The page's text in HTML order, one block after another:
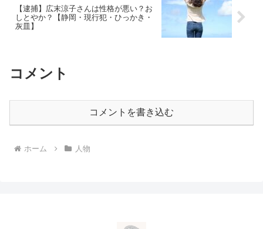
【逮捕】広末涼子さんは性格が悪い？お
しとやか？【静岡・現行犯・ひっかき・
灰皿】
コメント
コメントを書き込む
ホーム 人物